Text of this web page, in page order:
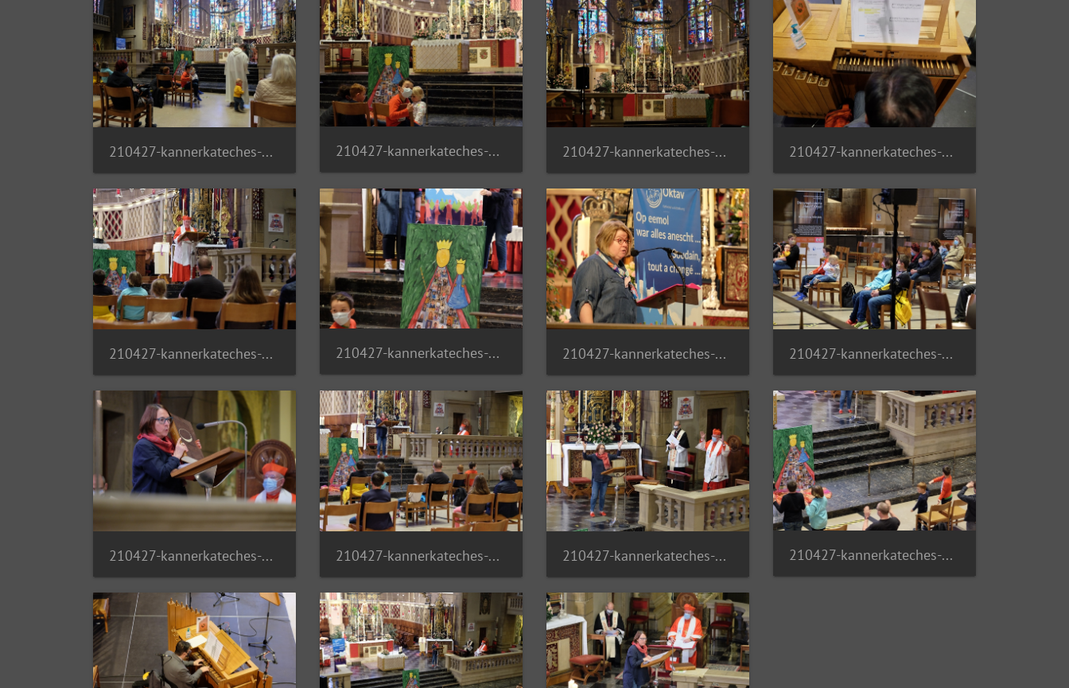
210427-kannerkateches-01 51142441273 o 210427-kannerkateches-02 51142228386 o 210427-kannerkateches-03 51143330560 o 210427-kannerkateches-04 51143004289 o
210427-kannerkateches-05 51141549642 o 210427-kannerkateches-06 51142227751 o 210427-kannerkateches-07 51143330095 o 210427-kannerkateches-08 51141549322 o
210427-kannerkateches-09 51142227411 o 210427-kannerkateches-10 51142227301 o 210427-kannerkateches-11 51143003539 o 210427-kannerkateches-12 51143003434 o